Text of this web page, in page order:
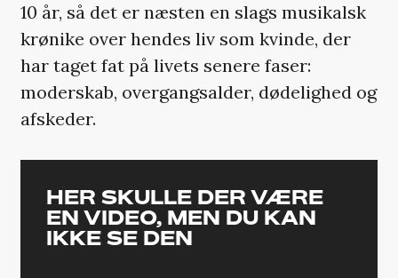
10 år, så det er næsten en slags musikalsk
krønike over hendes liv som kvinde, der
har taget fat på livets senere faser:
moderskab, overgangsalder, dødelighed og
afskeder.
HER SKULLE DER VÆRE
EN VIDEO, MEN DU KAN
IKKE SE DEN